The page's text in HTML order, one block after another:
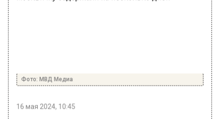
Фото: МВД Медиа
16 мая 2024, 10:45